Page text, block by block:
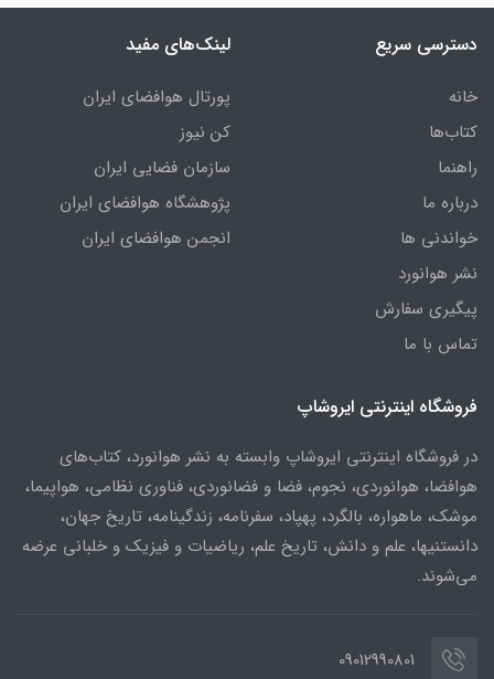
دسترسی سریع
خانه
کتاب‌ها
راهنما
درباره ما
خواندنی ها
نشر هوانورد
پیگیری سفارش
تماس با ما
لینک‌های مفید
پورتال هوافضای ایران
کن نیوز
سازمان فضایی ایران
پژوهشگاه هوافضای ایران
انجمن هوافضای ایران
فروشگاه اینترنتی ایروشاپ
در فروشگاه اینترنتی ایروشاپ وابسته به نشر هوانورد، کتاب‌های
هوافضا، هوانوردی، نجوم، فضا و فضانوردی، فناوری نظامی، هواپیما،
موشک، ماهواره، بالگرد، پهپاد، سفرنامه، زندگینامه، تاریخ جهان،
دانستنیها، علم و دانش، تاریخ علم، ریاضیات و فیزیک و خلبانی عرضه
می‌شوند.
09012990801